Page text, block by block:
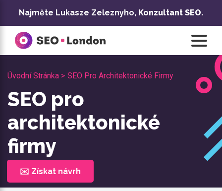
obsah
Najměte Lukasze Zeleznyho, Konzultant SEO.
Úvodní Stránka > SEO Pro Architektonické Firmy
SEO pro
architektonické
firmy
✉️ Získat návrh